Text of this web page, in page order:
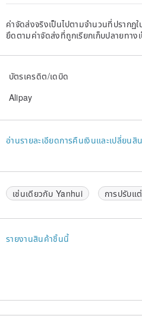
and mark the items after
status, you will be notified of
agree to the rules of the
method
ค่าจัดส่งจริงเป็นไปตามจำนวนที่ปรากฏ
ยึดตามค่าจัดส่งที่ถูกเรียกเก็บปลายทาง
บัตรเครดิต/เดบิด
Alipay
อ่านรายละเอียดการคืนเงินและเปลี่ยนสิ
เช่นเดียวกับ Yanhui การปรับแ
รายงานสินค้าชิ้นนี้